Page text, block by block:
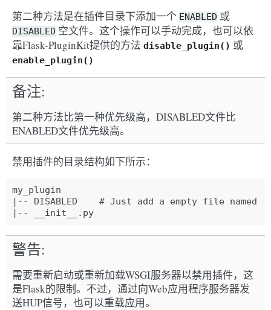
第二种方法是在插件目录下添加一个 ENABLED 或
DISABLED 空文件。这个操作可以手动完成，也可以依
靠Flask-PluginKit提供的方法 disable_plugin() 或
enable_plugin()
备注
第二种方法比第一种优先级高，DISABLED文件比
ENABLED文件优先级高。
禁用插件的目录结构如下所示：
my_plugin
|-- DISABLED    # Just add a empty file named
警告
需要重新启动或重新加载WSGI服务器以禁用插件，这
是Flask的限制。不过，通过向Web应用程序服务器发
送HUP信号，也可以重载应用。